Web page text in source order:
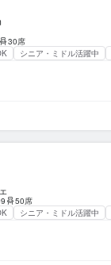
30席
シニア・ミドル活躍中
50席
シニア・ミドル活躍中